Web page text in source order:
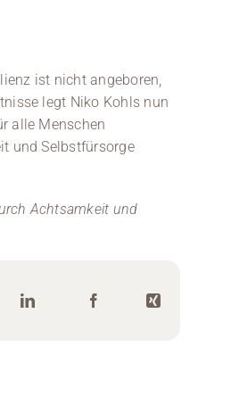
ist nicht angeboren,
legt Niko Kohls nun
alle Menschen
und Selbstfürsorge
Achtsamkeit und